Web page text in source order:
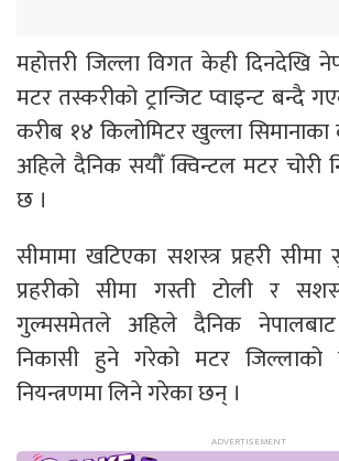
महोत्तरी जिल्ला विगत केही दिनदेखि
मटर तस्करीको ट्रान्जिट प्वाइन्ट बन्दै
करीब १४ किलोमिटर खुल्ला
अहिले दैनिक सयौँ क्विन्टल मटर चोरी
छ ।
सीमामा खटिएका सशस्त्र प्रहरी
प्रहरीको सीमा गस्ती टोली र
गुल्मसमेतले अहिले दैनिक नेपालबाट
निकासी हुने गरेको मटर जिल्लाको
नियन्त्रणमा लिने गरेका छन् ।